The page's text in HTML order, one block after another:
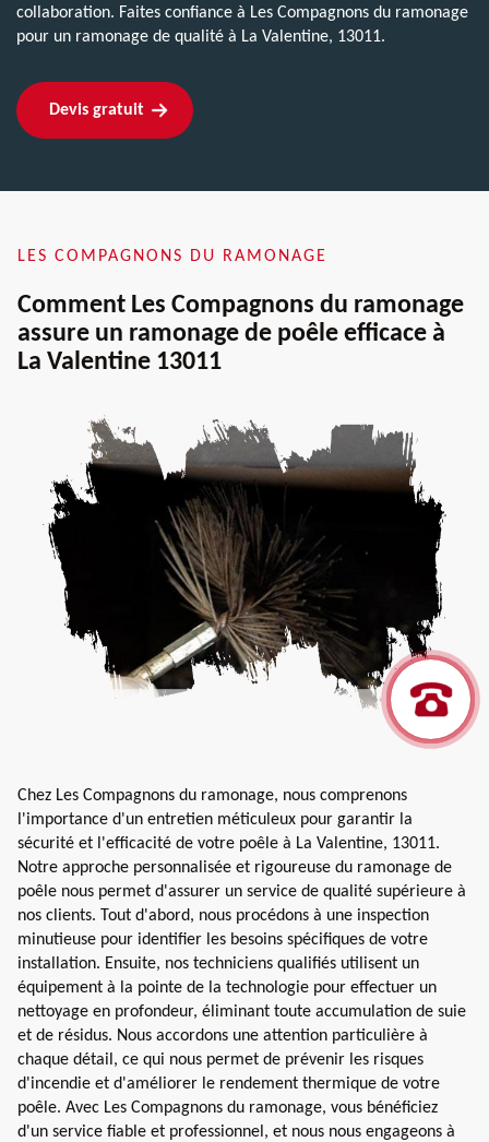
collaboration. Faites confiance à Les Compagnons du ramonage
pour un ramonage de qualité à La Valentine, 13011.
Devis gratuit
LES COMPAGNONS DU RAMONAGE
Comment Les Compagnons du ramonage
assure un ramonage de poêle efficace à
La Valentine 13011
Chez Les Compagnons du ramonage, nous comprenons
l'importance d'un entretien méticuleux pour garantir la
sécurité et l'efficacité de votre poêle à La Valentine, 13011.
Notre approche personnalisée et rigoureuse du ramonage de
poêle nous permet d'assurer un service de qualité supérieure à
nos clients. Tout d'abord, nous procédons à une inspection
minutieuse pour identifier les besoins spécifiques de votre
installation. Ensuite, nos techniciens qualifiés utilisent un
équipement à la pointe de la technologie pour effectuer un
nettoyage en profondeur, éliminant toute accumulation de suie
et de résidus. Nous accordons une attention particulière à
chaque détail, ce qui nous permet de prévenir les risques
d'incendie et d'améliorer le rendement thermique de votre
poêle. Avec Les Compagnons du ramonage, vous bénéficiez
d'un service fiable et professionnel, et nous nous engageons à